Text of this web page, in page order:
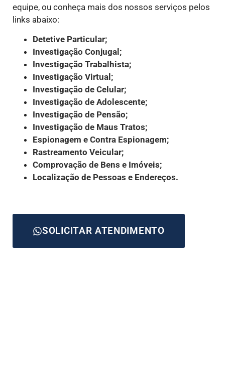
equipe, ou conheça mais dos nossos serviços pelos
links abaixo:
Detetive Particular;
Investigação Conjugal;
Investigação Trabalhista;
Investigação Virtual;
Investigação de Celular;
Investigação de Adolescente;
Investigação de Pensão;
Investigação de Maus Tratos;
Espionagem e Contra Espionagem;
Rastreamento Veicular;
Comprovação de Bens e Imóveis;
Localização de Pessoas e Endereços.
SOLICITAR ATENDIMENTO